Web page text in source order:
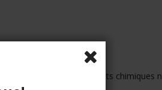
ou autres produits chimiques